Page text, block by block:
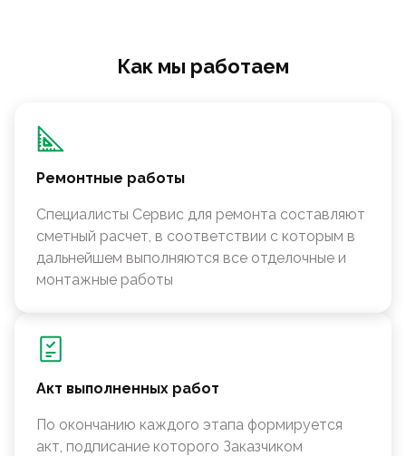
Как мы работаем
Ремонтные работы
Специалисты Сервис для ремонта составляют
сметный расчет, в соответствии с которым в
дальнейшем выполняются все отделочные и
монтажные работы
Акт выполненных работ
По окончанию каждого этапа формируется
акт, подписание которого Заказчиком